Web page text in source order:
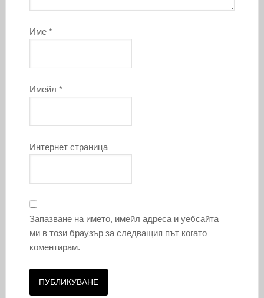
Име *
Имейл *
Интернет страница
Запазване на името, имейл адреса и уебсайта
ми в този браузър за следващия път когато
коментирам.